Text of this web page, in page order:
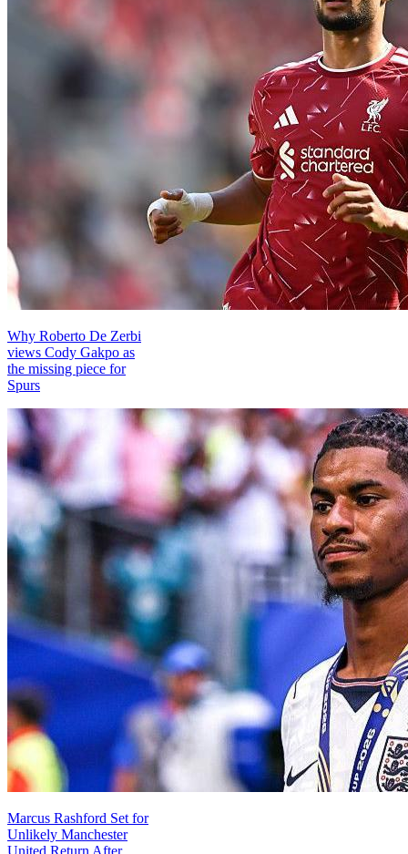
Why Roberto De Zerbi
views Cody Gakpo as
the missing piece for
Spurs
Marcus Rashford Set for
Unlikely Manchester
United Return After